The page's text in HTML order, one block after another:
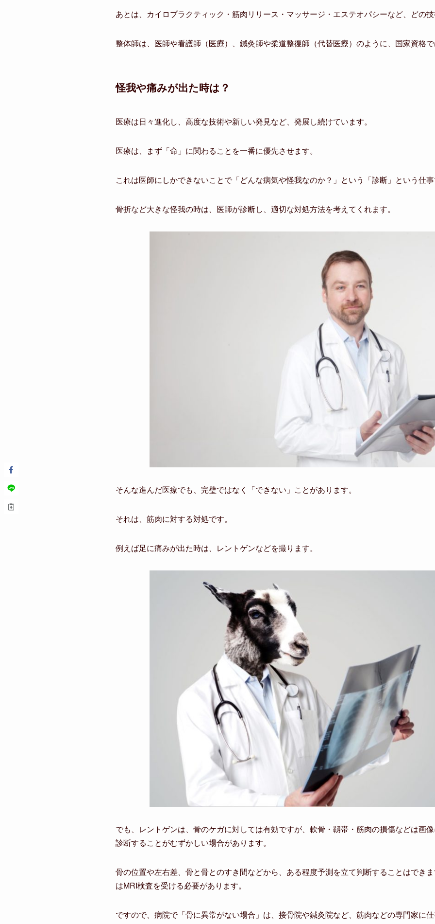
あとは、カイロプラクティック・筋肉リリース・マッサージ・エステオパシーなど、どの
整体師は、医師や看護師（医療）、鍼灸師や柔道整復師（代替医療）のように、国家資格
怪我や痛みが出た時は？
医療は日々進化し、高度な技術や新しい発見など、発展し続けています。
医療は、まず「命」に関わることを一番に優先させます。
これは医師にしかできないことで「どんな病気や怪我なのか？」という「診断」という仕
骨折など大きな怪我の時は、医師が診断し、適切な対処方法を考えてくれます。
そんな進んだ医療でも、完璧ではなく「できない」ことがあります。
それは、筋肉に対する対処です。
例えば足に痛みが出た時は、レントゲンなどを撮ります。
でも、レントゲンは、骨のケガに対しては有効ですが、軟骨・靱帯・筋肉の損傷などは画
診断することがむずかしい場合があります。
骨の位置や左右差、骨と骨とのすき間などから、ある程度予測を立て判断することはでき
はMRI検査を受ける必要があります。
ですので、病院で「骨に異常がない場合」は、接骨院や鍼灸院など、筋肉などの専門家に